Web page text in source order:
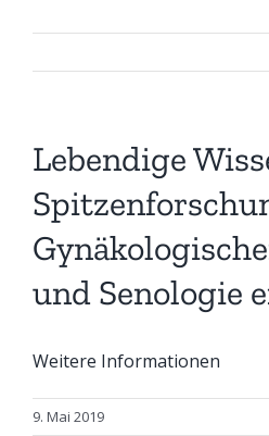
Lebendige
und Senologie
Weitere Informationen
9. Mai 2019